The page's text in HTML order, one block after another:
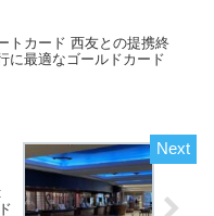
トカード 西友との提携終
に最適なゴールドカード